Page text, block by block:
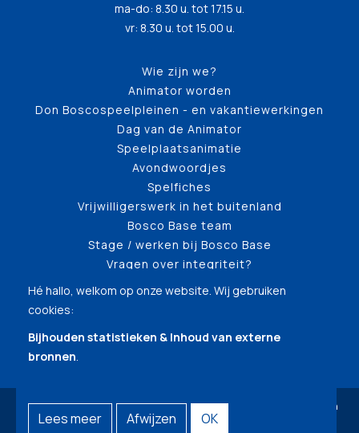
ma-do: 8.30 u. tot 17.15 u.
vr: 8.30 u. tot 15.00 u.
Wie zijn we?
Animator worden
Don Boscospeelpleinen - en vakantiewerkingen
Dag van de Animator
Speelplaatsanimatie
Avondwoordjes
Spelfiches
Vrijwilligerswerk in het buitenland
Bosco Base team
Stage / werken bij Bosco Base
Vragen over integriteit?
© Copyright 2026 | Bosco Base (Testomgeving) • Alle rechten
voorbehouden •
Privacy•Webdesign door Zenjoy in Leuven
Hé hallo, welkom op onze website. Wij gebruiken
cookies:
Bijhouden statistieken & Inhoud van externe
bronnen.
Lees meer Afwijzen OK